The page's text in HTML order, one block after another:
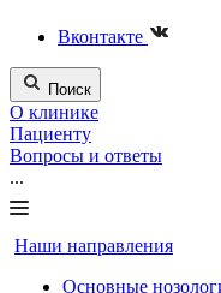
Вконтакте
Поиск
О клинике
Пациенту
Вопросы и ответы
...
Наши направления
Основные